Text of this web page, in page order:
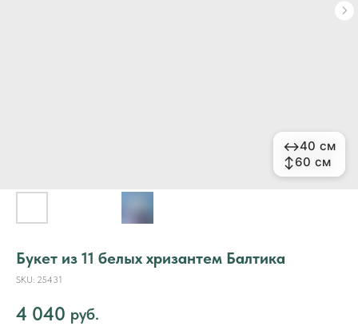
↔40 см
↕60 см
↔40 см
↕60 см
Букет из 11 белых хризантем Балтика
SKU: 25431
4 040 руб.